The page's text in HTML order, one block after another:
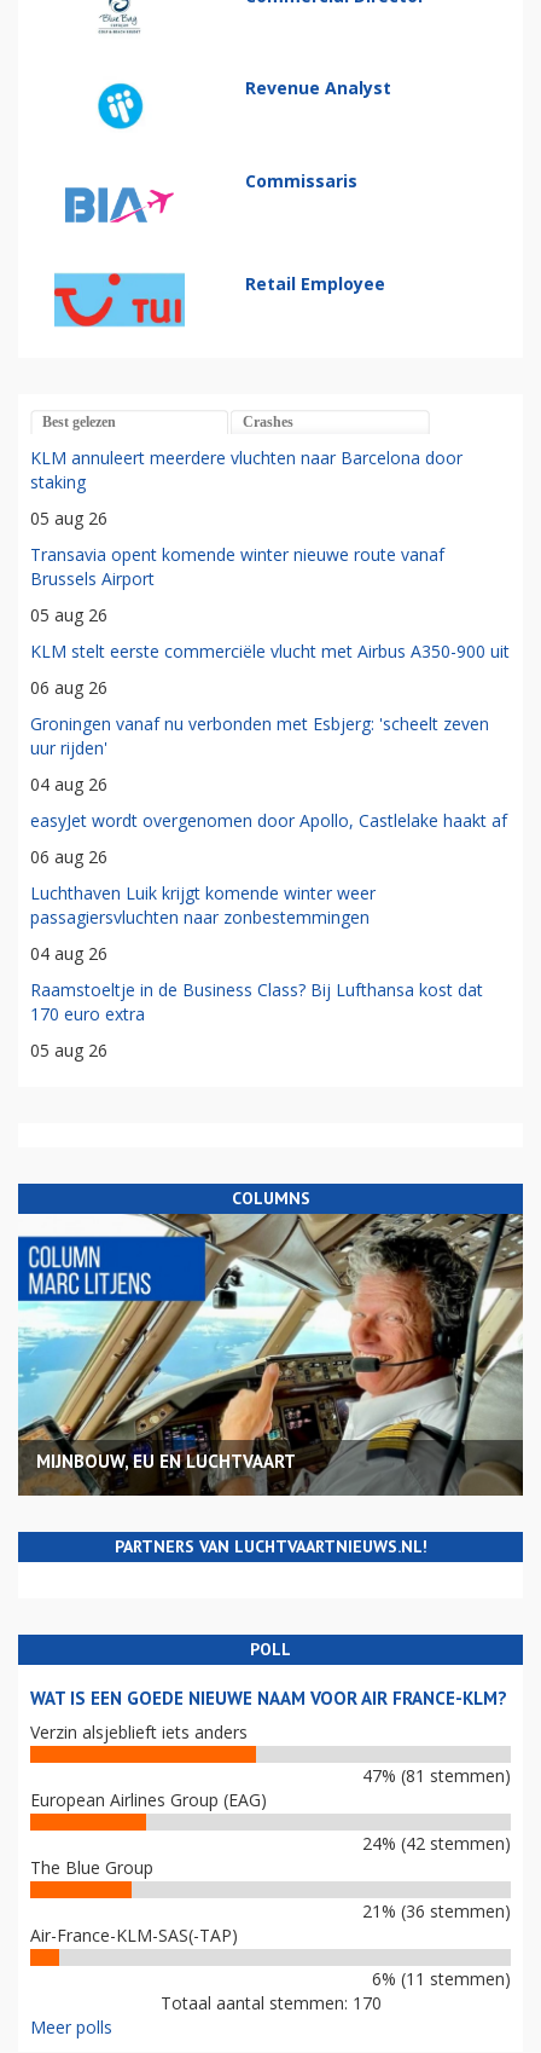
Revenue Analyst
Commissaris
Retail Employee
Best gelezen Crashes
KLM annuleert meerdere vluchten naar Barcelona door
staking
05 aug 26
Transavia opent komende winter nieuwe route vanaf
Brussels Airport
05 aug 26
KLM stelt eerste commerciële vlucht met Airbus A350-900 uit
06 aug 26
Groningen vanaf nu verbonden met Esbjerg: 'scheelt zeven
uur rijden'
04 aug 26
easyJet wordt overgenomen door Apollo, Castlelake haakt af
06 aug 26
Luchthaven Luik krijgt komende winter weer
passagiersvluchten naar zonbestemmingen
04 aug 26
Raamstoeltje in de Business Class? Bij Lufthansa kost dat
170 euro extra
05 aug 26
COLUMNS
MIJNBOUW, EU EN LUCHTVAART
PARTNERS VAN LUCHTVAARTNIEUWS.NL!
POLL
WAT IS EEN GOEDE NIEUWE NAAM VOOR AIR FRANCE-KLM?
Verzin alsjeblieft iets anders
47% (81 stemmen)
European Airlines Group (EAG)
24% (42 stemmen)
The Blue Group
21% (36 stemmen)
Air-France-KLM-SAS(-TAP)
6% (11 stemmen)
Totaal aantal stemmen: 170
Meer polls